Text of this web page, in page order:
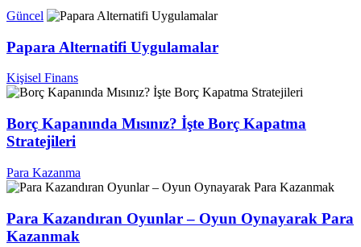
Güncel
Papara Alternatifi Uygulamalar
Kişisel Finans
Borç Kapanında Mısınız? İşte Borç Kapatma
Stratejileri
Para Kazanma
Para Kazandıran Oyunlar – Oyun Oynayarak Para
Kazanmak